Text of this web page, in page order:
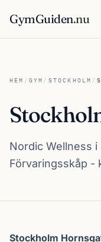
GymGuiden.nu
HEM / GYM / STOCKHOLM /
Nordic Wellness i
Förvaringsskåp -
Om Stockholm
Stockholm